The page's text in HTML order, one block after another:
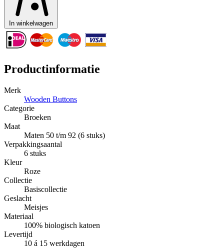
In winkelwagen
Productinformatie
Merk
Wooden Buttons
Categorie
Broeken
Maat
Maten 50 t/m 92 (6 stuks)
Verpakkingsaantal
6 stuks
Kleur
Roze
Collectie
Basiscollectie
Geslacht
Meisjes
Materiaal
100% biologisch katoen
Levertijd
10 á 15 werkdagen